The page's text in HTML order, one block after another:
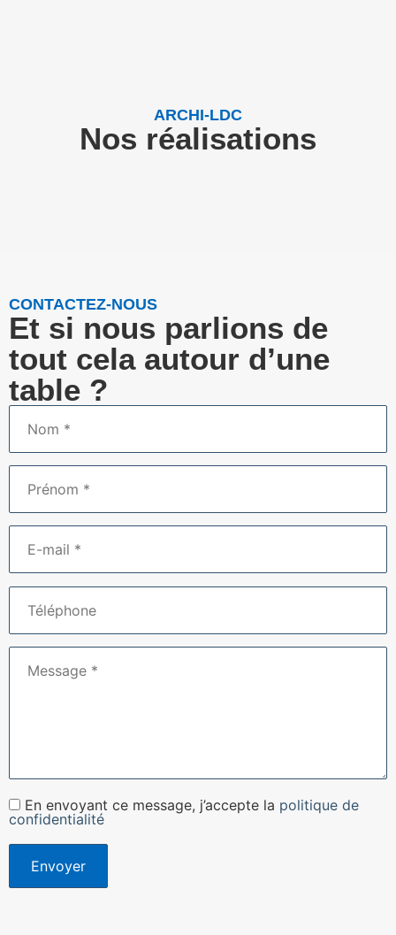
ARCHI-LDC
Nos réalisations
CONTACTEZ-NOUS
Et si nous parlions de
tout cela autour d’une
table ?
En envoyant ce message, j’accepte la politique de
confidentialité